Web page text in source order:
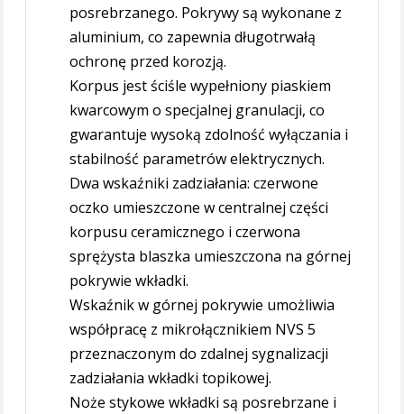
posrebrzanego. Pokrywy są wykonane z
aluminium, co zapewnia długotrwałą
ochronę przed korozją.
Korpus jest ściśle wypełniony piaskiem
kwarcowym o specjalnej granulacji, co
gwarantuje wysoką zdolność wyłączania i
stabilność parametrów elektrycznych.
Dwa wskaźniki zadziałania: czerwone
oczko umieszczone w centralnej części
korpusu ceramicznego i czerwona
sprężysta blaszka umieszczona na górnej
pokrywie wkładki.
Wskaźnik w górnej pokrywie umożliwia
współpracę z mikrołącznikiem NVS 5
przeznaczonym do zdalnej sygnalizacji
zadziałania wkładki topikowej.
Noże stykowe wkładki są posrebrzane i